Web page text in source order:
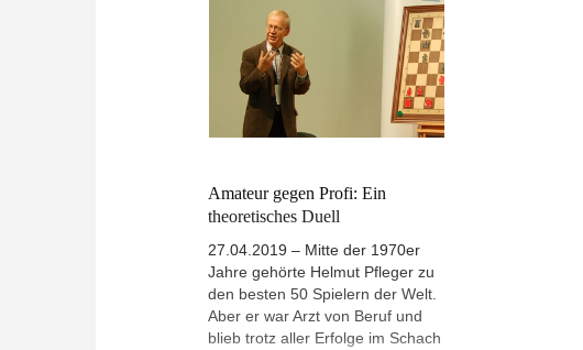
Amateur gegen Profi: Ein
theoretisches Duell
27.04.2019 – Mitte der 1970er
Jahre gehörte Helmut Pfleger zu
den besten 50 Spielern der Welt.
Aber er war Arzt von Beruf und
blieb trotz aller Erfolge im Schach